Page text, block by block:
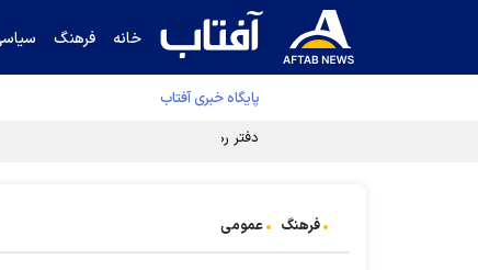
خانه فرهنگ
پایگاه خبری آفتاب
دفتر رهبر انقلاب ادعای خرازی درباره
فرهنگ عمومی